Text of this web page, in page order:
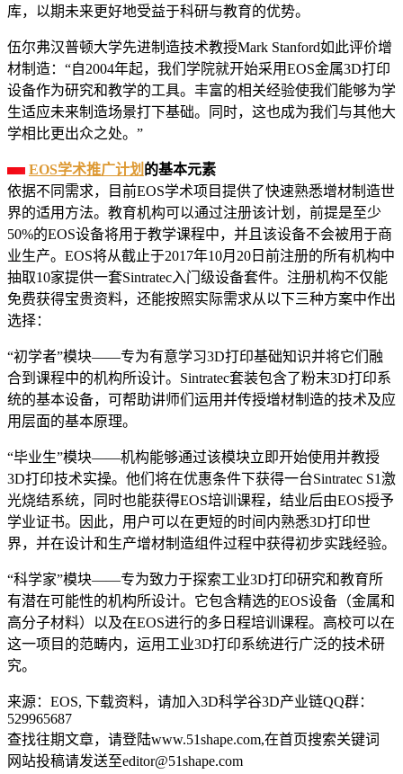
库，以期未来更好地受益于科研与教育的优势。
伍尔弗汉普顿大学先进制造技术教授Mark Stanford如此评价增
材制造：“自2004年起，我们学院就开始采用EOS金属3D打印
设备作为研究和教学的工具。丰富的相关经验使我们能够为学
生适应未来制造场景打下基础。同时，这也成为我们与其他大
学相比更出众之处。”
EOS学术推广计划 的基本元素
依据不同需求，目前EOS学术项目提供了快速熟悉增材制造世
界的适用方法。教育机构可以通过注册该计划，前提是至少
50%的EOS设备将用于教学课程中，并且该设备不会被用于商
业生产。EOS将从截止于2017年10月20日前注册的所有机构中
抽取10家提供一套Sintratec入门级设备套件。注册机构不仅能
免费获得宝贵资料，还能按照实际需求从以下三种方案中作出
选择：
“初学者”模块——专为有意学习3D打印基础知识并将它们融
合到课程中的机构所设计。Sintratec套装包含了粉末3D打印系
统的基本设备，可帮助讲师们运用并传授增材制造的技术及应
用层面的基本原理。
“毕业生”模块——机构能够通过该模块立即开始使用并教授
3D打印技术实操。他们将在优惠条件下获得一台Sintratec S1激
光烧结系统，同时也能获得EOS培训课程，结业后由EOS授予
学业证书。因此，用户可以在更短的时间内熟悉3D打印世
界，并在设计和生产增材制造组件过程中获得初步实践经验。
“科学家”模块——专为致力于探索工业3D打印研究和教育所
有潜在可能性的机构所设计。它包含精选的EOS设备（金属和
高分子材料）以及在EOS进行的多日程培训课程。高校可以在
这一项目的范畴内，运用工业3D打印系统进行广泛的技术研
究。
来源：EOS, 下载资料，请加入3D科学谷3D产业链QQ群：
529965687
查找往期文章，请登陆www.51shape.com,在首页搜索关键词
网站投稿请发送至editor@51shape.com